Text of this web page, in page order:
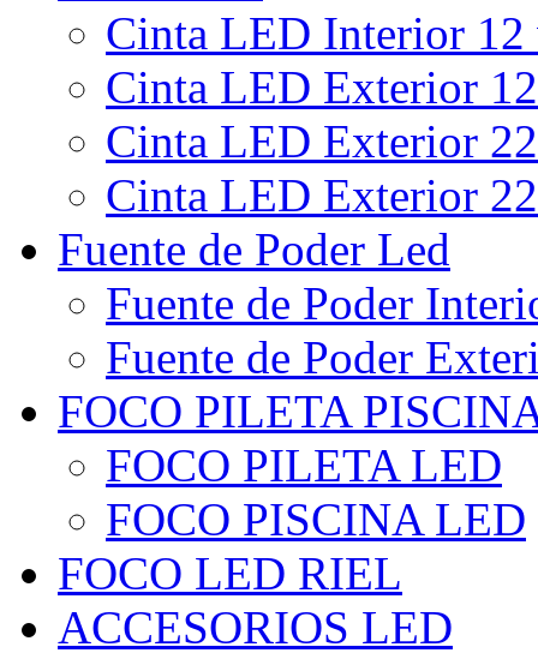
Cinta LED Interior
Cinta LED Exterior
Cinta LED Exterior
Cinta LED Exterior
Fuente de Poder Led
Fuente de Poder
Fuente de Poder
FOCO PILETA
FOCO PILETA LED
FOCO PISCINA LED
FOCO LED RIEL
ACCESORIOS LED